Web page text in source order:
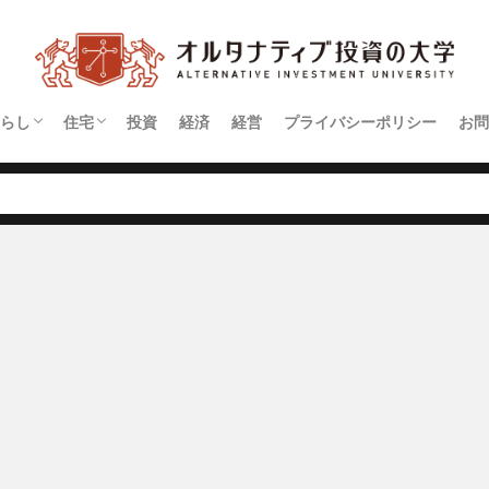
し
約
住宅
アパート
マンション
投資 経済 経営 プライバシーポリシー お